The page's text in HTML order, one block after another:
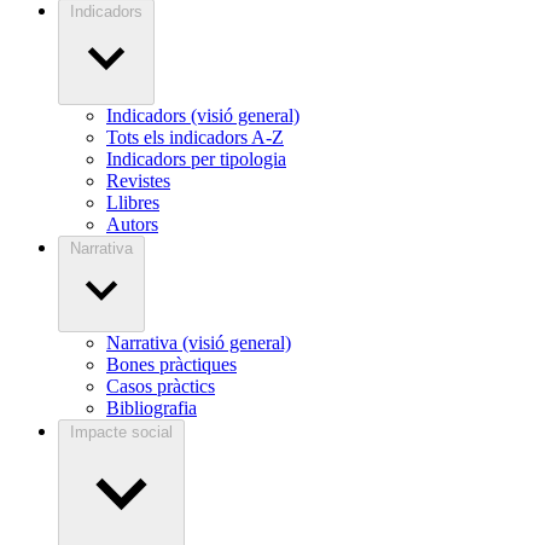
Indicadors
Indicadors (visió general)
Tots els indicadors A-Z
Indicadors per tipologia
Revistes
Llibres
Autors
Narrativa
Narrativa (visió general)
Bones pràctiques
Casos pràctics
Bibliografia
Impacte social